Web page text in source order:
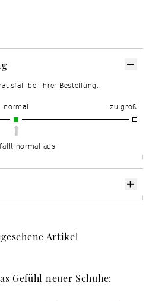
bei Ihrer Bestellung.
normal zu groß
normal aus
Artikel
Gefühl neuer Schuhe: